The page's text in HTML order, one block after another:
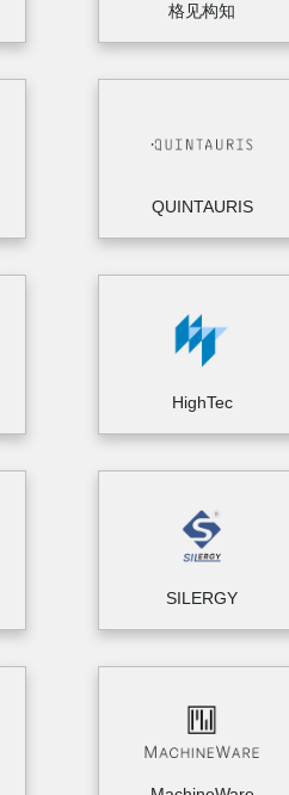
格见构知
QUINTAURIS
HighTec
SILERGY